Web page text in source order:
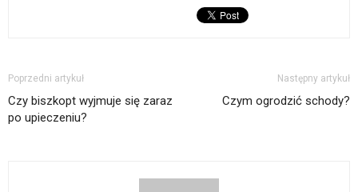
Poprzedni artykuł
Czy biszkopt wyjmuje się zaraz
po upieczeniu?
Następny artykuł
Czym ogrodzić schody?